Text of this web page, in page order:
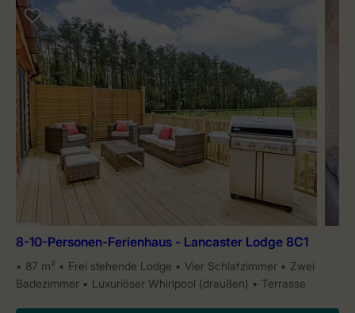
8-10-Personen-Ferienhaus - Lancaster Lodge 8C1
87 m² Frei stehende Lodge Vier Schlafzimmer
Zwei
Badezimmer
Luxuriöser Whirlpool (draußen) Terrasse